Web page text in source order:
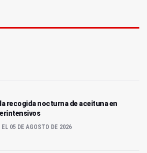
recogida nocturna de aceituna en
EL 05 DE AGOSTO DE 2026